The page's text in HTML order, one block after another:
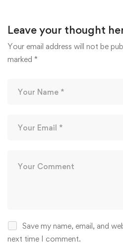
Leave your thought
Your email address will not be
marked *
Save my name, email, and
next time I comment.